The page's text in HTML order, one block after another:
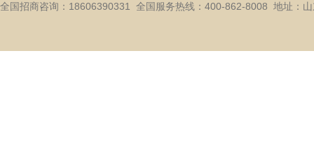
全国招商咨询：18606390331 全国服务热线：400-862-8008 地址：